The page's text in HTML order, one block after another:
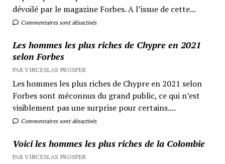
dévoilé par le magazine Forbes. A l’issue de cette...
Commentaires sont désactivés
Les hommes les plus riches de Chypre en 2021
selon Forbes
PAR VINCESLAS PROSPER
Les hommes les plus riches de Chypre en 2021 selon
Forbes sont méconnus du grand public, ce qui n’est
visiblement pas une surprise pour certains....
Commentaires sont désactivés
Voici les hommes les plus riches de la Colombie
PAR VINCESLAS PROSPER